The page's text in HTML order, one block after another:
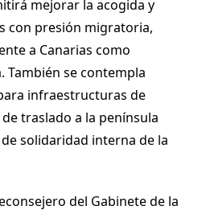
mejorar la acogida y
con presión migratoria,
a Canarias como
se contempla
infraestructuras de
traslado a la península
solidaridad interna de la
del Gabinete de la